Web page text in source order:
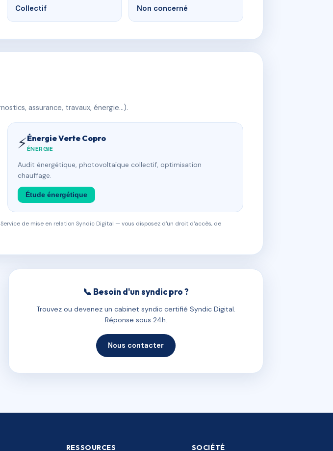
Collectif Non concerné
assurance, travaux, énergie…).
⚡Énergie Verte Copro
ÉNERGIE
Audit énergétique, photovoltaïque collectif, optimisation
chauffage.
Étude énergétique
de mise en relation Syndic Digital — vous disposez d'un droit d'accès, de
📞 Besoin d'un syndic pro ?
Trouvez ou devenez un cabinet syndic certifié Syndic Digital.
Réponse sous 24h.
Nous contacter
RESSOURCES SOCIÉTÉ